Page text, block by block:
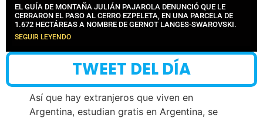
EL GUÍA DE MONTAÑA JULIÁN PAJAROLA DENUNCIÓ QUE LE
CERRARON EL PASO AL CERRO EZPELETA, EN UNA PARCELA DE
1.672 HECTÁREAS A NOMBRE DE GERNOT LANGES-SWAROVSKI.
SEGUIR LEYENDO
TWEET DEL DÍA
Así que hay extranjeros que viven en
Argentina, estudian gratis en Argentina, se